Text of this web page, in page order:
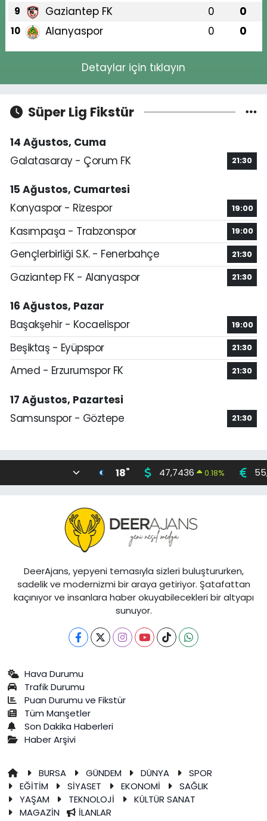
9 Gaziantep FK 0 0
10 Alanyaspor 0 0
Detaylar için tıklayın
Süper Lig Fikstür
14 Ağustos, Cuma
Galatasaray - Çorum FK
21:30
15 Ağustos, Cumartesi
Konyaspor - Rizespor
19:00
Kasımpaşa - Trabzonspor 19:00
Gençlerbirliği S.K. - Fenerbahçe 21:30
Gaziantep FK - Alanyaspor 21:30
16 Ağustos, Pazar
Başakşehir - Kocaelispor
19:00
Beşiktaş - Eyüpspor 21:30
Amed - Erzurumspor FK 21:30
17 Ağustos, Pazartesi
Samsunspor - Göztepe
21:30
18° 47,7436 0.18%
DeerAjans, yepyeni temasıyla sizleri buluştururken,
sadelik ve modernizmi bir araya getiriyor. Şatafattan
kaçınıyor ve insanlara haber okuyabilecekleri bir altyapı
sunuyor.
Hava Durumu
Trafik Durumu
Puan Durumu ve Fikstür
Tüm Manşetler
Son Dakika Haberleri
Haber Arşivi
BURSA GÜNDEM DÜNYA
SPOR
EĞİTİM
SİYASET EKONOMİ
SAĞLIK
YAŞAM
TEKNOLOJİ
KÜLTÜR SANAT
MAGAZİN
İLANLAR